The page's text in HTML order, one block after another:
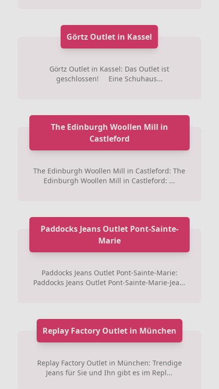
Görtz Outlet in Kassel
Görtz Outlet in Kassel: Das Outlet ist
geschlossen! Eine Schuhaus...
The Edinburgh Woollen Mill in
Castleford
The Edinburgh Woollen Mill in Castleford: The
Edinburgh Woollen Mill in Castleford: ...
Paddocks Jeans Outlet Pont-Sainte-
Marie
Paddocks Jeans Outlet Pont-Sainte-Marie:
Paddocks Jeans Outlet Pont-Sainte-Marie-Jea...
Replay Factory Outlet in München
Replay Factory Outlet in München: Trendige
Jeans für Sie und Ihn gibt es im Repl...